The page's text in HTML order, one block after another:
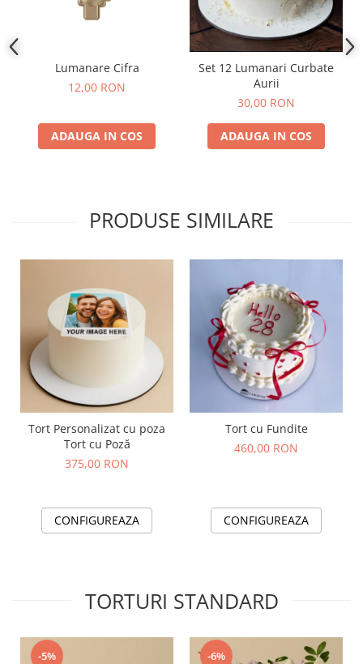
Lumanare Cifra
12,00 RON
ADAUGA IN COS
Set 12 Lumanari Curbate
Aurii
30,00 RON
ADAUGA IN COS
PRODUSE SIMILARE
Tort Personalizat cu poza
Tort cu Poză
375,00 RON
CONFIGUREAZA
Tort cu Fundite
460,00 RON
CONFIGUREAZA
TORTURI STANDARD
-5% -6%